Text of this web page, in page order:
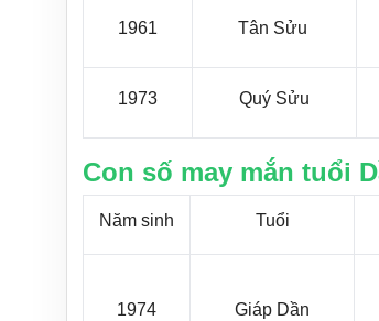
1961 Tân Sửu
1973 Quý Sửu
Con số may mắn tuổi
Năm sinh Tuổi
1974 Giáp Dần